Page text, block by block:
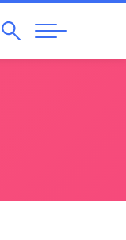
Pesquisar
Abrir
Navegação